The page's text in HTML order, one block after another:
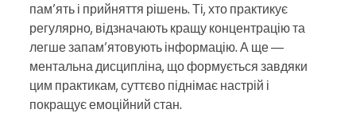
пам’ять і прийняття рішень. Ті, хто практикує
регулярно, відзначають кращу концентрацію та
легше запам’ятовують інформацію. А ще —
ментальна дисципліна, що формується завдяки
цим практикам, суттєво піднімає настрій і
покращує емоційний стан.